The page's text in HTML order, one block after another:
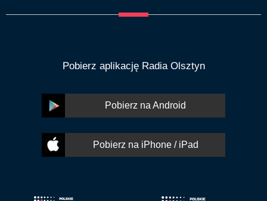
Pobierz aplikację Radia Olsztyn
Pobierz na Android
Pobierz na iPhone / iPad